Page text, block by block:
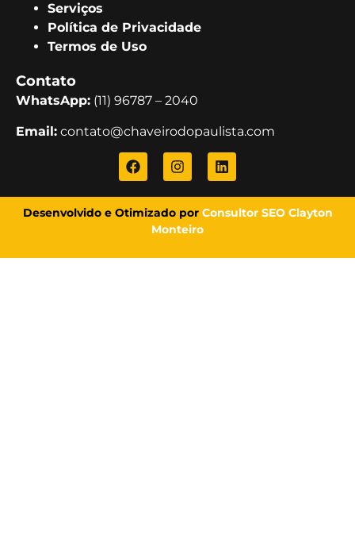
Serviços
Política de Privacidade
Termos de Uso
Contato
WhatsApp: (11) 96787 – 2040
Email: contato@chaveirodopaulista.com
Desenvolvido e Otimizado por Consultor SEO Clayton
Monteiro